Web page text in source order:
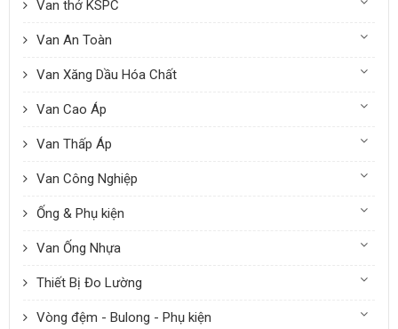
Van thở KSPC
Van An Toàn
Van Xăng Dầu Hóa Chất
Van Cao Áp
Van Thấp Áp
Van Công Nghiệp
Ống & Phụ kiện
Van Ống Nhựa
Thiết Bị Đo Lường
Vòng đệm - Bulong - Phụ kiện